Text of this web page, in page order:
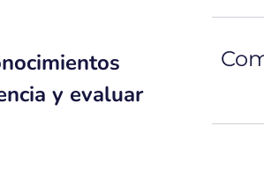
y evaluar